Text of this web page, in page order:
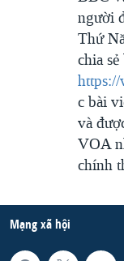
người
Thứ
chia
c bài
và
VOA
chính
Mạng xã hội